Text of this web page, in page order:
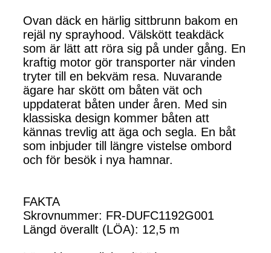
Ovan däck en härlig sittbrunn bakom en
rejäl ny sprayhood. Välskött teakdäck
som är lätt att röra sig på under gång. En
kraftig motor gör transporter när vinden
tryter till en bekväm resa. Nuvarande
ägare har skött om båten vät och
uppdaterat båten under åren. Med sin
klassiska design kommer båten att
kännas trevlig att äga och segla. En båt
som inbjuder till längre vistelse ombord
och för besök i nya hamnar.
FAKTA
Skrovnummer: FR-DUFC1192G001
Längd överallt (LÖA): 12,5 m